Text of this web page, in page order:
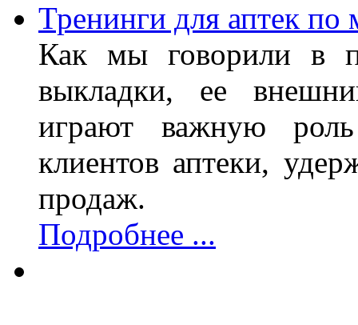
Тренинги для аптек по
Как мы говорили в
выкладки, ее
играют важную
клиентов аптеки,
продаж.
Подробнее ...